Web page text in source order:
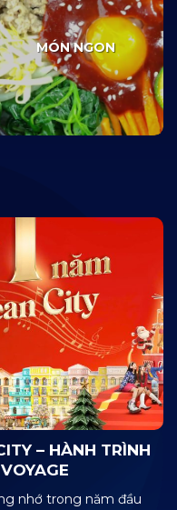
MÓN NGON
– HÀNH TRÌNH
nhớ trong năm đầu